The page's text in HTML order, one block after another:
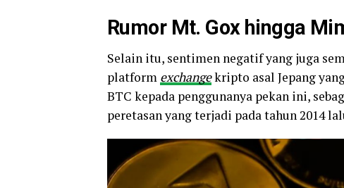
Rumor Mt. Gox hingga
Selain itu, sentimen negatif yang juga
platform exchangekripto asal Jepang
BTC kepada penggunanya pekan ini,
peretasan yang terjadi pada tahun 2014